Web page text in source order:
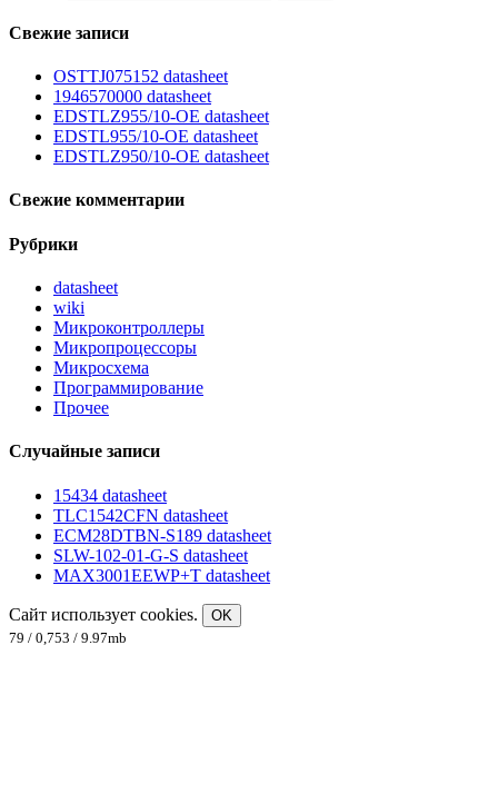
Свежие записи
OSTTJ075152 datasheet
1946570000 datasheet
EDSTLZ955/10-OE datasheet
EDSTL955/10-OE datasheet
EDSTLZ950/10-OE datasheet
Свежие комментарии
Рубрики
datasheet
wiki
Микроконтроллеры
Микропроцессоры
Микросхема
Программирование
Прочее
Случайные записи
15434 datasheet
TLC1542CFN datasheet
ECM28DTBN-S189 datasheet
SLW-102-01-G-S datasheet
MAX3001EEWP+T datasheet
Сайт использует cookies.
OK
79 / 0,753 / 9.97mb